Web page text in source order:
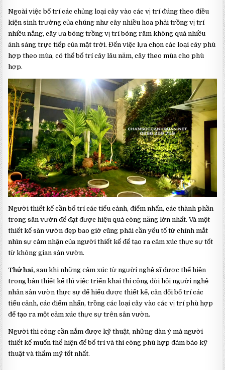
Ngoài việc bố trí các chủng loại cây vào các vị trí đúng theo điều
kiện sinh trưởng của chúng như cây nhiều hoa phải trồng vị trí
nhiều nắng, cây ưa bóng trồng vị trí bóng râm không quá nhiều
ánh sáng trực tiếp của mặt trời. Đến việc lựa chọn các loại cây phù
hợp theo mùa, có thể bố trí cây lâu năm, cây theo mùa cho phù
hợp.
Người thiết kế cần bố trí các tiểu cảnh, điểm nhấn, các thành phần
trong sân vườn để đạt được hiệu quả công năng lớn nhất. Và một
thiết kế sân vườn đẹp bao giờ cũng phải cần yếu tố từ chính mắt
nhìn sự cảm nhận của người thiết kế để tạo ra cảm xúc thực sự tốt
từ không gian sân vườn.
Thứ hai, sau khi những cảm xúc từ người nghệ sĩ được thể hiện
trong bản thiết kế thì việc triển khai thi công đòi hỏi người nghệ
nhân sân vườn thực sự để hiểu được thiết kế, cân đối bố trí các
tiểu cảnh, các điểm nhấn, trồng các loại cây vào các vị trí phù hợp
để tạo ra một cảm xúc thực sự trên sân vườn.
Người thi công cần nắm được kỹ thuật, những dàn ý mà người
thiết kế muốn thể hiện để bố trí và thi công phù hợp đảm bảo kỹ
thuật và thẩm mỹ tốt nhất.